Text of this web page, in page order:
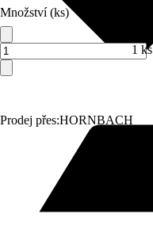
Prodej přes:HORNBACH
Množství (ks)
1 ks